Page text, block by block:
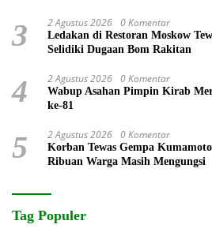
3 2 Agustus 2026 0 Komentar
Ledakan di Restoran Moskow
Selidiki Dugaan Bom Rakitan
4 2 Agustus 2026 0 Komentar
Wabup Asahan Pimpin Kirab
ke-81
5 2 Agustus 2026 0 Komentar
Korban Tewas Gempa
Ribuan Warga Masih Mengungsi
Tag Populer